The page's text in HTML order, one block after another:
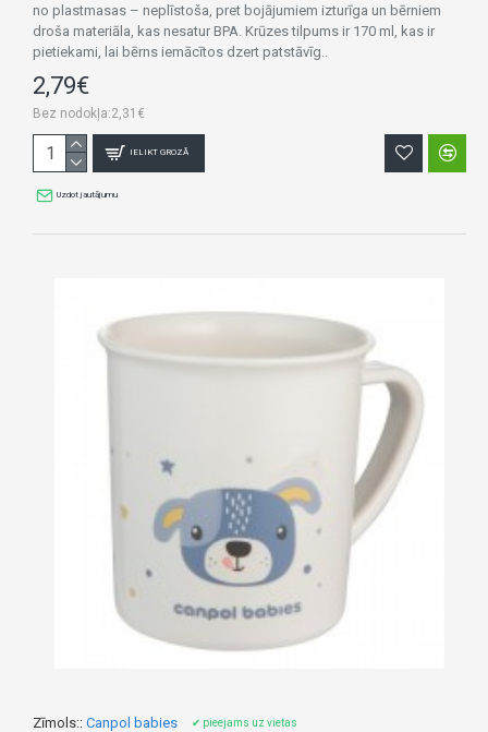
no plastmasas – neplīstoša, pret bojājumiem izturīga un bērniem
droša materiāla, kas nesatur BPA. Krūzes tilpums ir 170 ml, kas ir
pietiekami, lai bērns iemācītos dzert patstāvīg..
2,79€
Bez nodokļa:2,31€
IELIKT GROZĀ
Uzdot jautājumu
Zīmols:: Canpol babies ✔ pieejams uz vietas